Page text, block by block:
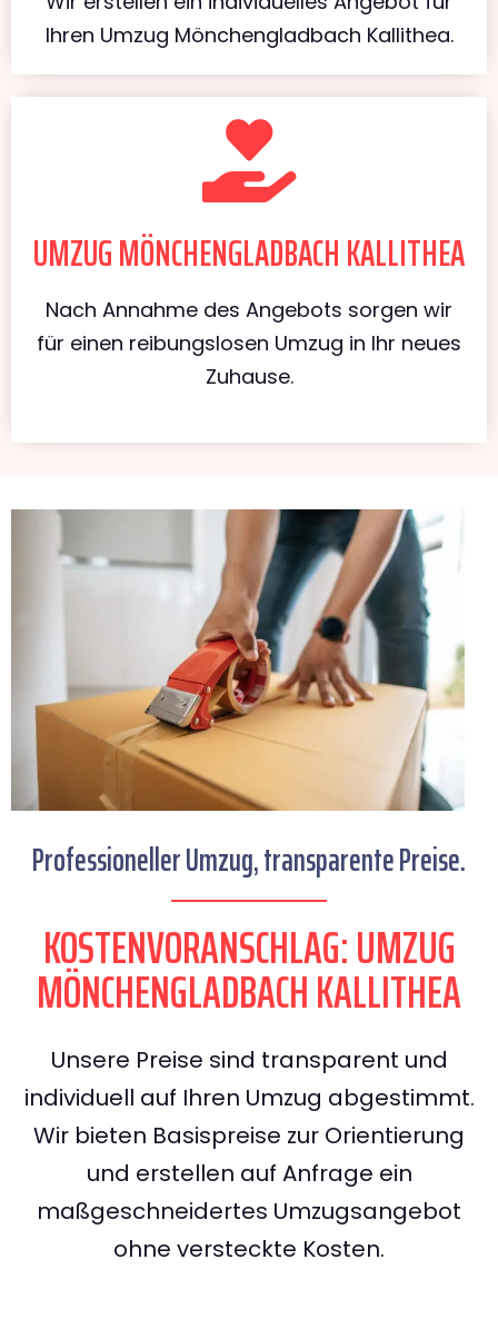
Ihren Umzug Mönchengladbach Kallithea.
UMZUG MÖNCHENGLADBACH KALLITHEA
Nach Annahme des Angebots sorgen wir
für einen reibungslosen Umzug in Ihr neues
Zuhause.
Professioneller Umzug, transparente Preise.
KOSTENVORANSCHLAG: UMZUG
MÖNCHENGLADBACH KALLITHEA
Unsere Preise sind transparent und
individuell auf Ihren Umzug abgestimmt.
Wir bieten Basispreise zur Orientierung
und erstellen auf Anfrage ein
maßgeschneidertes Umzugsangebot
ohne versteckte Kosten.